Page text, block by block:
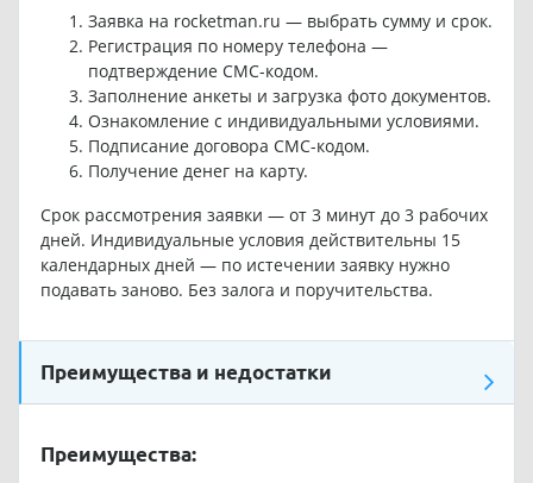
Заявка на rocketman.ru — выбрать сумму и срок.
Регистрация по номеру телефона —
подтверждение СМС-кодом.
Заполнение анкеты и загрузка фото документов.
Ознакомление с индивидуальными условиями.
Подписание договора СМС-кодом.
Получение денег на карту.
Срок рассмотрения заявки — от 3 минут до 3 рабочих
дней. Индивидуальные условия действительны 15
календарных дней — по истечении заявку нужно
подавать заново. Без залога и поручительства.
Преимущества и недостатки
Преимущества: